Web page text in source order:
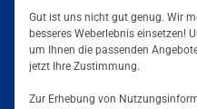
Gut ist uns nicht gut genug. Wir
besseres Weberlebnis einsetzen!
um Ihnen die passenden
jetzt Ihre Zustimmung.
Zur Erhebung von